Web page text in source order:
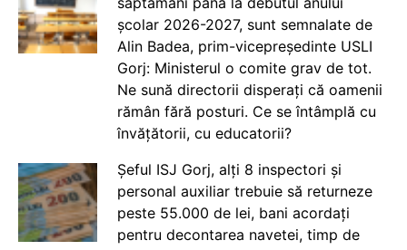
școlar 2026-2027, sunt semnalate de
Alin Badea, prim-vicepreședinte USLI
Gorj: Ministerul o comite grav de tot.
Ne sună directorii disperați că oamenii
rămân fără posturi. Ce se întâmplă cu
învățătorii, cu educatorii?
Șeful ISJ Gorj, alți 8 inspectori și
personal auxiliar trebuie să returneze
peste 55.000 de lei, bani acordați
pentru decontarea navetei, timp de